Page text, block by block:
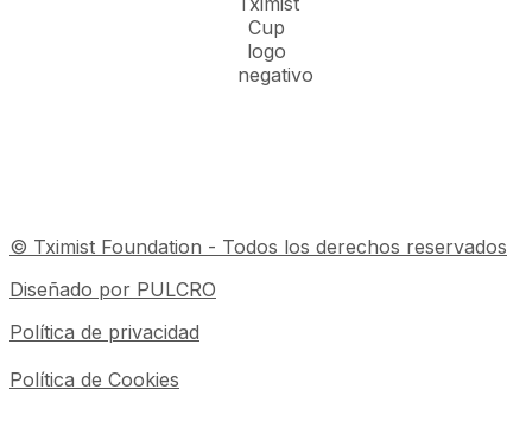
© Tximist Foundation - Todos los derechos reservados
Diseñado por PULCRO
Política de privacidad
Política de Cookies